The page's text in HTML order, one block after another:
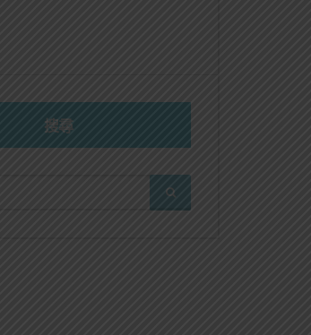
搜尋
SEARCH